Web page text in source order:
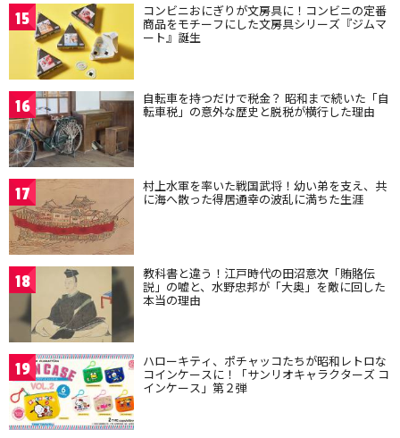
15 コンビニおにぎりが文房具に！コンビニの定番
商品をモチーフにした文房具シリーズ『ジムマ
ート』誕生
16 自転車を持つだけで税金？ 昭和まで続いた「自
転車税」の意外な歴史と脱税が横行した理由
17 村上水軍を率いた戦国武将！幼い弟を支え、共
に海へ散った得居通幸の波乱に満ちた生涯
18 教科書と違う！江戸時代の田沼意次「賄賂伝
説」の嘘と、水野忠邦が「大奥」を敵に回した
本当の理由
19 ハローキティ、ポチャッコたちが昭和レトロな
コインケースに！「サンリオキャラクターズ コ
インケース」第２弾